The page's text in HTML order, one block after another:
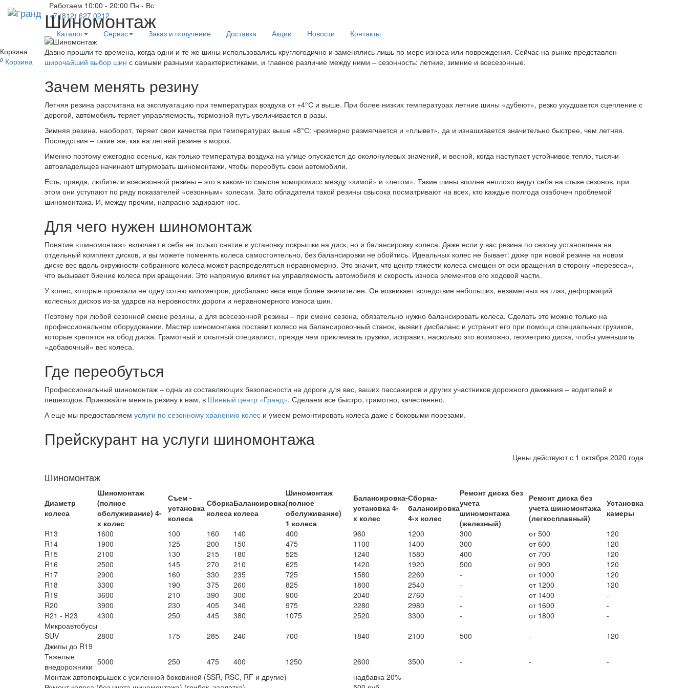
Работаем 10:00 - 20:00 Пн - Вс
+7 (812) 627 0212
Каталог
Сервис Заказ и получение Доставка Акции Новости
Контакты
Корзина
0 Корзина
Шиномонтаж
Давно прошли те времена, когда одни и те же шины использовались круглогодично и заменялись лишь по мере износа или повреждения. Сейчас на рынке представлен
широчайший выбор шин с самыми разными характеристиками, и главное различие между ними – сезонность: летние, зимние и всесезонные.
Зачем менять резину
Летняя резина рассчитана на эксплуатацию при температурах воздуха от +4°С и выше. При более низких температурах летние шины «дубеют», резко ухудшается сцепление с
дорогой, автомобиль теряет управляемость, тормозной путь увеличивается в разы.
Зимняя резина, наоборот, теряет свои качества при температурах выше +8°С: чрезмерно размягчается и «плывет», да и изнашивается значительно быстрее, чем летняя.
Последствия – такие же, как на летней резине в мороз.
Именно поэтому ежегодно осенью, как только температура воздуха на улице опускается до околонулевых значений, и весной, когда наступает устойчивое тепло, тысячи
автовладельцев начинают штурмовать шиномонтажи, чтобы переобуть свои автомобили.
Есть, правда, любители всесезонной резины – это в каком-то смысле компромисс между «зимой» и «летом». Такие шины вполне неплохо ведут себя на стыке сезонов, при
этом они уступают по ряду показателей «сезонным» колесам. Зато обладатели такой резины свысока посматривают на всех, кто каждые полгода озабочен проблемой
шиномонтажа. И, между прочим, напрасно задирают нос.
Для чего нужен шиномонтаж
Понятие «шиномонтаж» включает в себя не только снятие и установку покрышки на диск, но и балансировку колеса. Даже если у вас резина по сезону установлена на
отдельный комплект дисков, и вы можете поменять колеса самостоятельно, без балансировки не обойтись. Идеальных колес не бывает: даже при новой резине на новом
диске вес вдоль окружности собранного колеса может распределяться неравномерно. Это значит, что центр тяжести колеса смещен от оси вращения в сторону «перевеса»,
что вызывает биение колеса при вращении. Это напрямую влияет на управляемость автомобиля и скорость износа элементов его ходовой части.
У колес, которые проехали не одну сотню километров, дисбаланс веса еще более значителен. Он возникает вследствие небольших, незаметных на глаз, деформаций
колесных дисков из-за ударов на неровностях дороги и неравномерного износа шин.
Поэтому при любой сезонной смене резины, а для всесезонной резины – при смене сезона, обязательно нужно балансировать колеса. Сделать это можно только на
профессиональном оборудовании. Мастер шиномонтажа поставит колесо на балансировочный станок, выявит дисбаланс и устранит его при помощи специальных грузиков,
которые крепятся на обод диска. Грамотный и опытный специалист, прежде чем приклеивать грузики, исправит, насколько это возможно, геометрию диска, чтобы уменьшить
«добавочный» вес колеса.
Где переобуться
Профессиональный шиномонтаж – одна из составляющих безопасности на дороге для вас, ваших пассажиров и других участников дорожного движения – водителей и
пешеходов. Приезжайте менять резину к нам, в Шинный центр «Гранд». Сделаем все быстро, грамотно, качественно.
А еще мы предоставляем услуги по сезонному хранению колес и умеем ремонтировать колеса даже с боковыми порезами.
Прейскурант на услуги шиномонтажа
Цены действуют с 1 октября 2020 года
Шиномонтаж
Диаметр
колеса
Шиномонтаж
(полное
обслуживание) 4-
х колес
Съем -
установка
колеса
Сборка
колеса
Балансировка
колеса
Шиномонтаж
(полное
обслуживание)
1 колеса
Балансировка-
установка 4-
х колес
Сборка-
балансировка
4-х колес
Ремонт диска без
учета
шиномонтажа
(железный)
Ремонт диска без
учета шиномонтажа
(легкосплавный)
Установка
камеры
R13
1600 100 160 140 400 960 1200 300 от 500
120
R14
1900 125 200 150 475 1100 1400 300 от 600
120
R15
2100 130 215 180 525 1240 1580 400 от 700
120
R16
2500 145 270 210 625 1420 1920 500 от 900
120
R17
2900 160 330 235 725 1580 2260 - от 1000
120
R18
3300 190 375 260 825 1800 2540 - от 1200
120
R19
3600 210 390 300 900 2040 2760 - от 1400
-
R20
3900 230 405 340 975 2280 2980 - от 1600
-
R21 - R23
4300 250 445 380 1075 2520 3300 - от 1800
-
Микроавтобусы
SUV
Джипы до R19
2800 175 285 240 700 1840 2100 500 -
120
Тяжелые
внедорожники 5000 250 475 400 1250 2600 3500 - -
-
Монтаж автопокрышек с усиленной боковиной (SSR, RSC, RF и другие)
надбавка 20%